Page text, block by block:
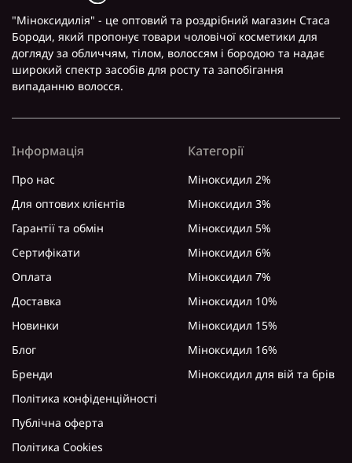
"Міноксидилія" - це оптовий та роздрібний магазин Стаса
Бороди, який пропонує товари чоловічої косметики для
догляду за обличчям, тілом, волоссям і бородою та надає
широкий спектр засобів для росту та запобігання
випаданню волосся.
Інформація
Про нас
Для оптових клієнтів
Гарантії та обмін
Сертифікати
Оплата
Доставка
Новинки
Блог
Бренди
Політика конфіденційності
Публічна оферта
Політика Cookies
Категорії
Міноксидил 2%
Міноксидил 3%
Міноксидил 5%
Міноксидил 6%
Міноксидил 7%
Міноксидил 10%
Міноксидил 15%
Міноксидил 16%
Міноксидил для вій та брів